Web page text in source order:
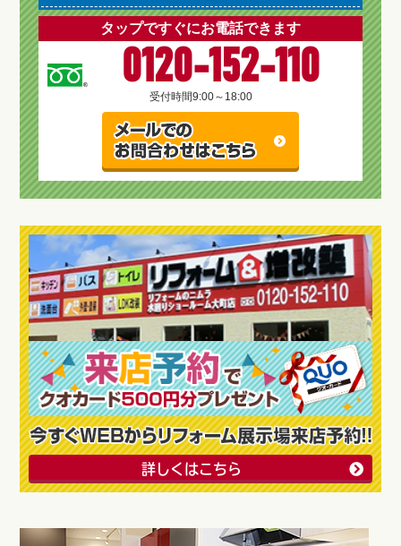
タップですぐにお電話できます
0120-152-110
受付時間9:00～18:00
詳しくはこちら